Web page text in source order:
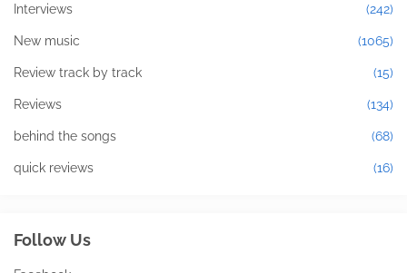
Interviews (242)
New music (1065)
Review track by track (15)
Reviews (134)
behind the songs (68)
quick reviews (16)
Follow Us